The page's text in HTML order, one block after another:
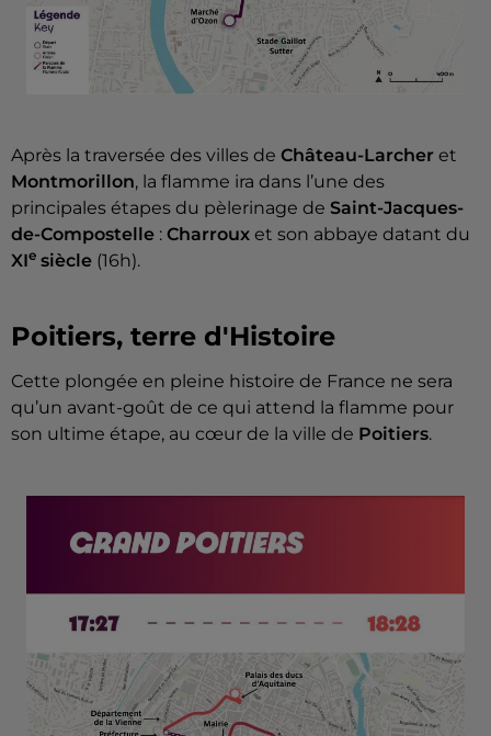
Après la traversée des villes de Château-Larcher et
Montmorillon, la flamme ira dans l’une des
principales étapes du pèlerinage de Saint-Jacques-
de-Compostelle : Charroux et son abbaye datant du
XIe siècle (16h).
Poitiers, terre d'Histoire
Cette plongée en pleine histoire de France ne sera
qu’un avant-goût de ce qui attend la flamme pour
son ultime étape, au cœur de la ville de Poitiers.